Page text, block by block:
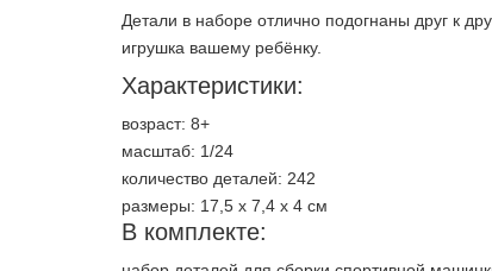
Детали в наборе отлично подогнаны друг к
игрушка вашему ребёнку.
Характеристики:
возраст: 8+
масштаб: 1/24
количество деталей: 242
размеры: 17,5 х 7,4 х 4 см
В комплекте: